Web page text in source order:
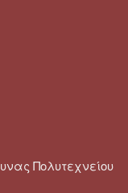
Πολυτεχνείου